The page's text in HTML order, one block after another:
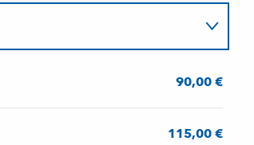
90,00 €
115,00 €